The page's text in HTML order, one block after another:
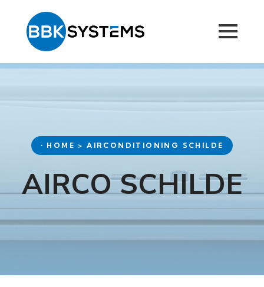
• HOME > AIRCONDITIONING SCHILDE
AIRCO SCHILDE